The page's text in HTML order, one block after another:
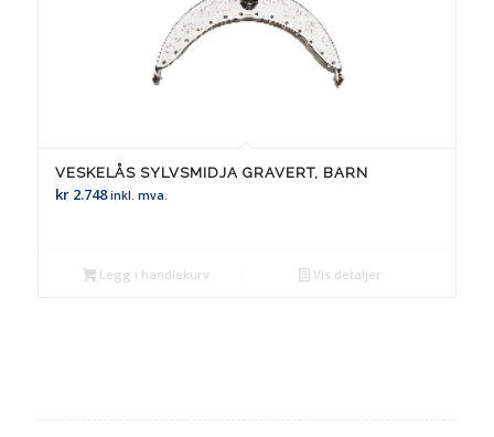
VESKELÅS SYLVSMIDJA GRAVERT, BARN
kr2.748 inkl. mva.
Legg i handlekurv Vis detaljer